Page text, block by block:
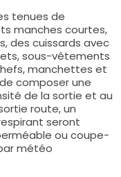
tenues de
manches courtes,
des cuissards avec
sous-vêtements
manchettes et
composer une
de la sortie et au
route, un
seront
ou coupe-
météo